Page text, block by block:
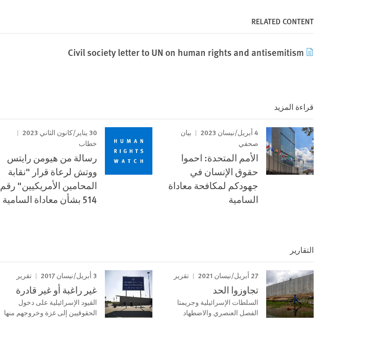
RELATED CONTENT
Civil society letter to UN on human rights and antisemitism
قراءة المزيد
4 أبريل/نيسان 2023
بيان
صحفي
الأمم المتحدة: احموا
حقوق الإنسان في
جهودكم لمكافحة معاداة
السامية
30 يناير/كانون الثاني 2023
خطاب
رسالة من هيومن رايتس
ووتش لرعاة قرار "نقابة
المحامين الأمريكيين" رقم
514 بشأن معاداة السامية
التقارير
27 أبريل/نيسان 2021 تقرير
تجاوزوا الحد
السلطات الإسرائيلية وجريمتا
الفصل العنصري والاضطهاد
3 أبريل/نيسان 2017 تقرير
غير راغبة أو غير قادرة
القيود الإسرائيلية على دخول
الحقوقيين إلى غزة وخروجهم منها